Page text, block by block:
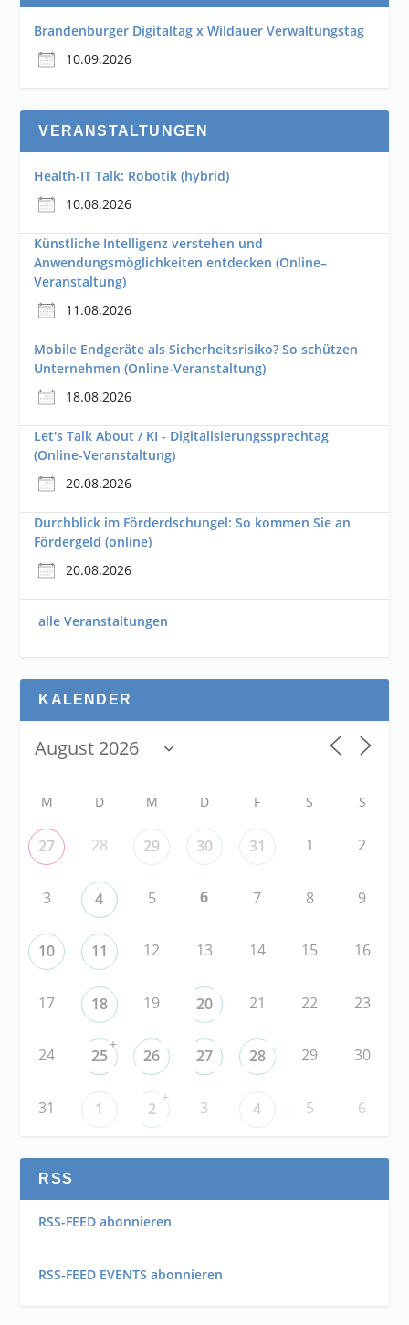
Brandenburger Digitaltag x Wildauer Verwaltungstag
10.09.2026
VERANSTALTUNGEN
Health-IT Talk: Robotik (hybrid)
10.08.2026
Künstliche Intelligenz verstehen und
Anwendungsmöglichkeiten entdecken (Online–
Veranstaltung)
11.08.2026
Mobile Endgeräte als Sicherheitsrisiko? So schützen
Unternehmen (Online-Veranstaltung)
18.08.2026
Let's Talk About / KI - Digitalisierungssprechtag
(Online-Veranstaltung)
20.08.2026
Durchblick im Förderdschungel: So kommen Sie an
Fördergeld (online)
20.08.2026
alle Veranstaltungen
KALENDER
M D M D F S S
27 28 29 30 31 1 2
3 4 5 6 7 8 9
10 11 12 13 14 15 16
17 18 19 20 21 22 23
24 25
+
26 27 28 29 30
31 1 2
+
3 4 5 6
RSS
RSS-FEED abonnieren
RSS-FEED EVENTS abonnieren